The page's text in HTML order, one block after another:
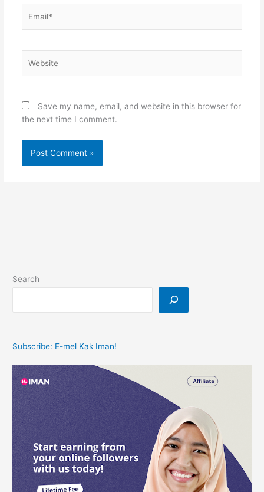
Save my name, email, and website in this browser for
the next time I comment.
Search
Subscribe: E-mel Kak Iman!